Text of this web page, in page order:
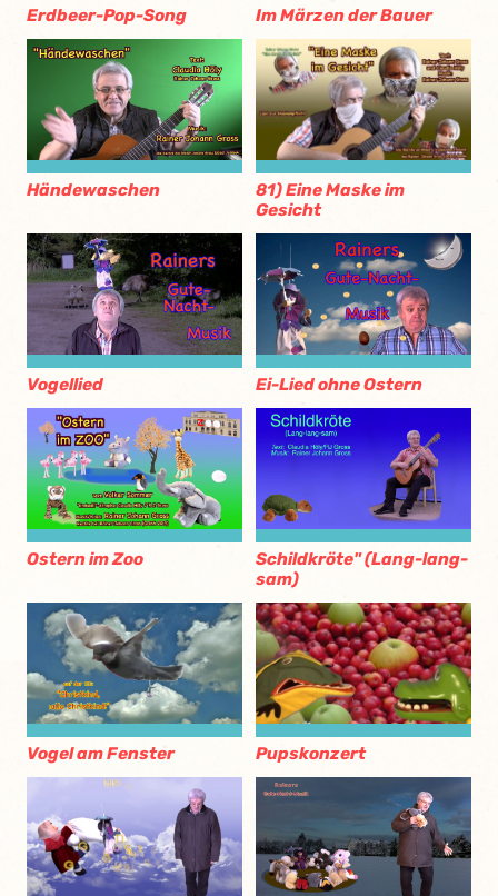
Erdbeer-Pop-Song Im Märzen der Bauer
Händewaschen
81) Eine Maske im
Gesicht
Vogellied Ei-Lied ohne Ostern
Ostern im Zoo
Schildkröte" (Lang-lang-
sam)
Vogel am Fenster Pupskonzert